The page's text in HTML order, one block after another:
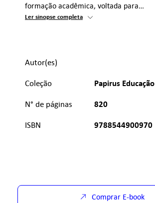
formação acadêmica, voltada para…
Ler sinopse completa
Autor(es)
Coleção Papirus Educação
N° de páginas 820
ISBN 9788544900970
Comprar E-book